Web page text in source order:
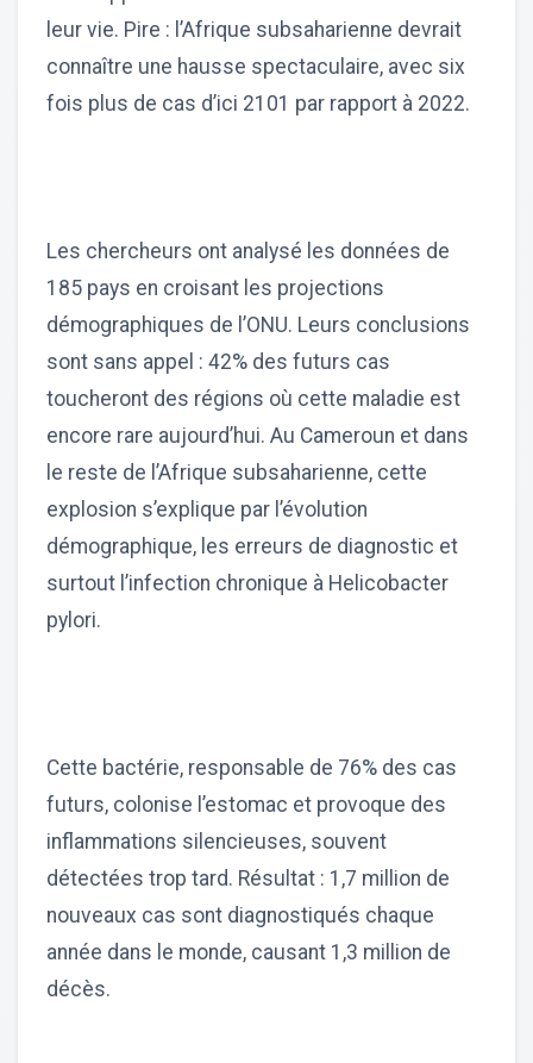
leur vie. Pire : l’Afrique subsaharienne devrait
connaître une hausse spectaculaire, avec six
fois plus de cas d’ici 2101 par rapport à 2022.
Les chercheurs ont analysé les données de
185 pays en croisant les projections
démographiques de l’ONU. Leurs conclusions
sont sans appel : 42% des futurs cas
toucheront des régions où cette maladie est
encore rare aujourd’hui. Au Cameroun et dans
le reste de l’Afrique subsaharienne, cette
explosion s’explique par l’évolution
démographique, les erreurs de diagnostic et
surtout l’infection chronique à Helicobacter
pylori.
Cette bactérie, responsable de 76% des cas
futurs, colonise l’estomac et provoque des
inflammations silencieuses, souvent
détectées trop tard. Résultat : 1,7 million de
nouveaux cas sont diagnostiqués chaque
année dans le monde, causant 1,3 million de
décès.